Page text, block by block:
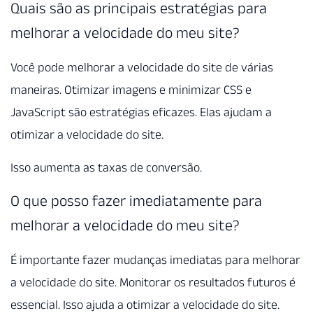
Quais são as principais estratégias para
melhorar a velocidade do meu site?
Você pode melhorar a velocidade do site de várias
maneiras. Otimizar imagens e minimizar CSS e
JavaScript são estratégias eficazes. Elas ajudam a
otimizar a velocidade do site.
Isso aumenta as taxas de conversão.
O que posso fazer imediatamente para
melhorar a velocidade do meu site?
É importante fazer mudanças imediatas para melhorar
a velocidade do site. Monitorar os resultados futuros é
essencial. Isso ajuda a otimizar a velocidade do site.